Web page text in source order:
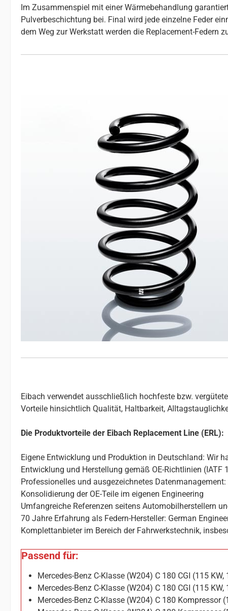
Im Zusammenspiel mit einer Wärmebehandlung
Pulverbeschichtung bei. Final wird jede einzelne Feder
dem Weg zur Werkstatt werden die Replacement-Federn
Eibach verwendet ausschließlich hochfeste bzw.
Vorteile hinsichtlich Qualität, Haltbarkeit,
Die Produktvorteile der Eibach Replacement Line (ERL):
Eigene Entwicklung und Produktion in Deutschland: Wir
Entwicklung und Herstellung gemäß OE-Richtlinien (IATF
Professionelles und ausgezeichnetes Datenmanagement:
Konsolidierung der OE-Teile im eigenen Engineering
Umfangreiche Referenzen seitens Automobilherstellern
70 Jahre Erfahrung als Federn-Hersteller: German
Komplettanbieter im Bereich der Fahrwerkstechnik,
Passend für:
Mercedes-Benz C-Klasse (W204) C 180 CGI (115
Mercedes-Benz C-Klasse (W204) C 180 CGI (115
Mercedes-Benz C-Klasse (W204) C 180